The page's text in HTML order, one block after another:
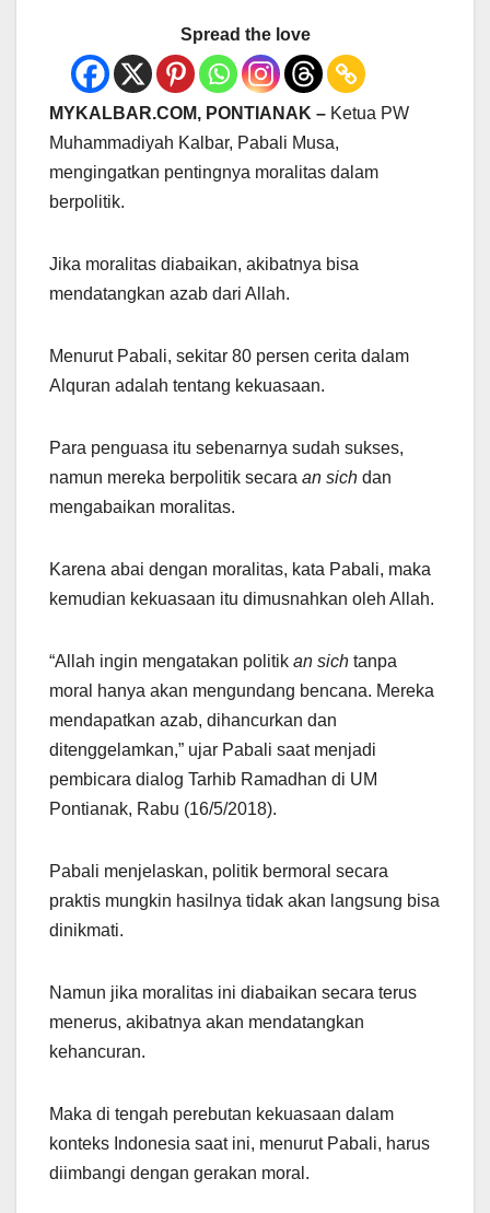
Spread the love
MYKALBAR.COM, PONTIANAK – Ketua PW
Muhammadiyah Kalbar, Pabali Musa,
mengingatkan pentingnya moralitas dalam
berpolitik.
Jika moralitas diabaikan, akibatnya bisa
mendatangkan azab dari Allah.
Menurut Pabali, sekitar 80 persen cerita dalam
Alquran adalah tentang kekuasaan.
Para penguasa itu sebenarnya sudah sukses,
namun mereka berpolitik secara an sich dan
mengabaikan moralitas.
Karena abai dengan moralitas, kata Pabali, maka
kemudian kekuasaan itu dimusnahkan oleh Allah.
“Allah ingin mengatakan politik an sich tanpa
moral hanya akan mengundang bencana. Mereka
mendapatkan azab, dihancurkan dan
ditenggelamkan,” ujar Pabali saat menjadi
pembicara dialog Tarhib Ramadhan di UM
Pontianak, Rabu (16/5/2018).
Pabali menjelaskan, politik bermoral secara
praktis mungkin hasilnya tidak akan langsung bisa
dinikmati.
Namun jika moralitas ini diabaikan secara terus
menerus, akibatnya akan mendatangkan
kehancuran.
Maka di tengah perebutan kekuasaan dalam
konteks Indonesia saat ini, menurut Pabali, harus
diimbangi dengan gerakan moral.